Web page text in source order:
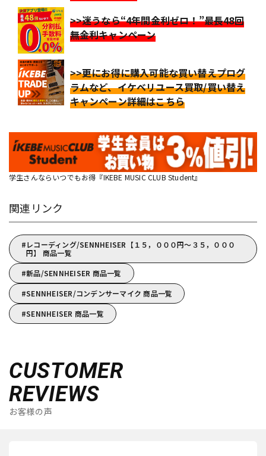
>>迷うなら“4年間金利ゼロ！”最長48回
無金利キャンペーン
>>更にお得に購入可能な買い替えプログ
ラムなど、イケベリユース買取/買い替え
キャンペーン詳細はこちら
学生さんならいつでもお得『IKEBE MUSIC CLUB Student』
関連リンク
レコーディング/SENNHEISER【１５，０００円～３５，０００
円】 商品一覧
新品/SENNHEISER 商品一覧
SENNHEISER/コンデンサーマイク 商品一覧
SENNHEISER 商品一覧
CUSTOMER
REVIEWS
お客様の声